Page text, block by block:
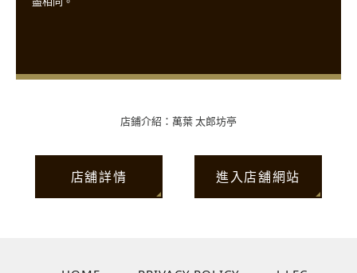
店鋪介紹：萬葉 太郎坊亭
店舖詳情 進入店舖網站